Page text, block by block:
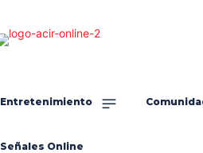
Entretenimiento
Señales Online